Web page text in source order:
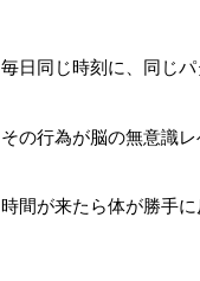
毎日同じ時刻に、同じパ
その行為が脳の無意識レ
時間が来たら体が勝手に